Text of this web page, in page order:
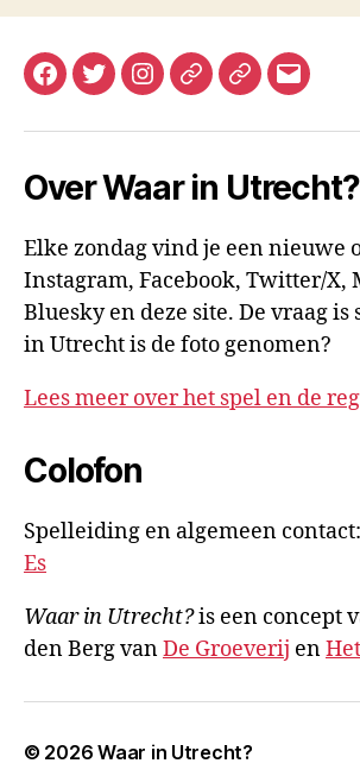
Facebook
TwitterInstagramMastodon
Bluesky
E-
Over Waar in Utrecht?
Elke zondag vind je een nieuwe
Instagram, Facebook, Twitter/X,
Bluesky en deze site. De vraag
in Utrecht is de foto genomen?
Lees meer over het spel en de
Colofon
Spelleiding en algemeen contact:
Es
Waar in Utrecht?is een concept
den Berg vanDe Groeverij en
© 2026Waar in Utrecht?